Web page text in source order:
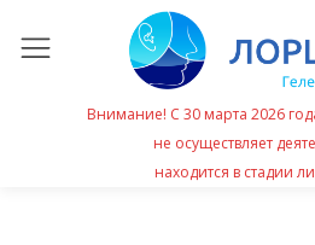
Внимание! С 30 марта 2026
не осуществляет
находится в стадии